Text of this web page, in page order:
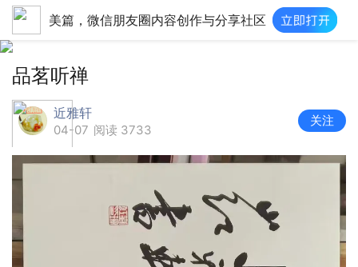
美篇，微信朋友圈内容创作与分享社区
品茗听禅
近雅轩
04-07 阅读 3733
关注